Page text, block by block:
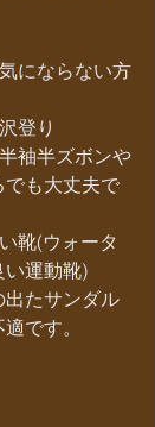
にならない方
登り
袖半ズボンや
も大丈夫で
靴(ウォータ
い運動靴)
たサンダル
です。